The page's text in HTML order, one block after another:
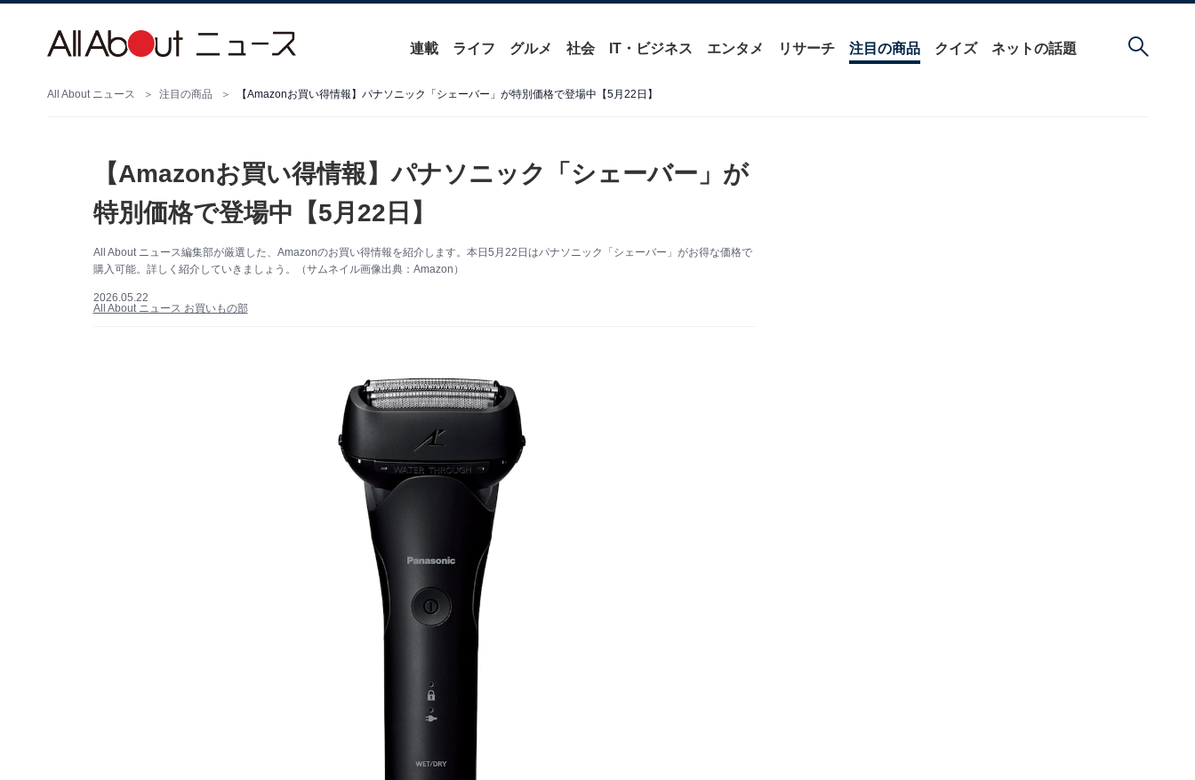
連載 ライフ グルメ 社会 IT・ビジネス エンタメ リサーチ 注目の商品 クイズ ネットの話題
All About ニュース 注目の商品 【Amazonお買い得情報】パナソニック「シェーバー」が特別価格で登場中【5月22日】
【Amazonお買い得情報】パナソニック「シェーバー」が
特別価格で登場中【5月22日】
All About ニュース編集部が厳選した、Amazonのお買い得情報を紹介します。本日5月22日はパナソニック「シェーバー」がお得な価格で
購入可能。詳しく紹介していきましょう。（サムネイル画像出典：Amazon）
2026.05.22
All About ニュース お買いもの部